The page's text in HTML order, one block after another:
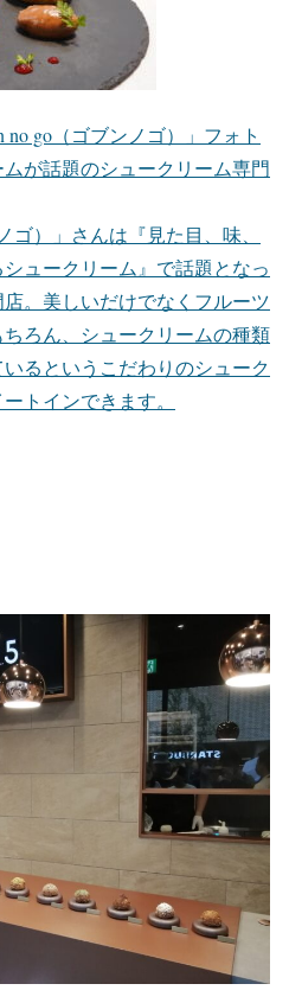
no go（ゴブンノゴ）」フォト
が話題のシュークリーム専門
ゴ）」さんは『見た目、味、
ュークリーム』で話題となっ
。美しいだけでなくフルーツ
ろん、シュークリームの種類
るというこだわりのシューク
トインできます。